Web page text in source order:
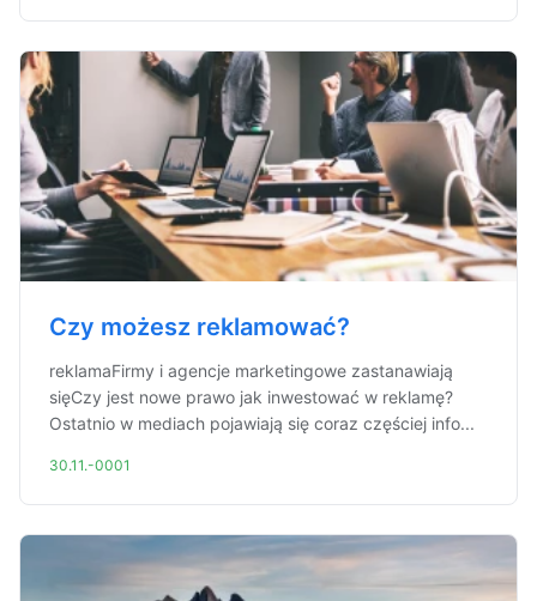
Czy możesz reklamować?
reklamaFirmy i agencje marketingowe zastanawiają
sięCzy jest nowe prawo jak inwestować w reklamę?
Ostatnio w mediach pojawiają się coraz częściej info...
30.11.-0001